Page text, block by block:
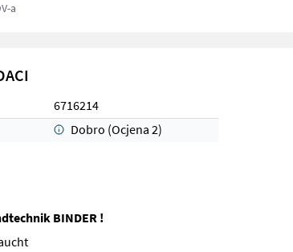
a
6716214
Dobro (Ocjena 2)
BINDER !